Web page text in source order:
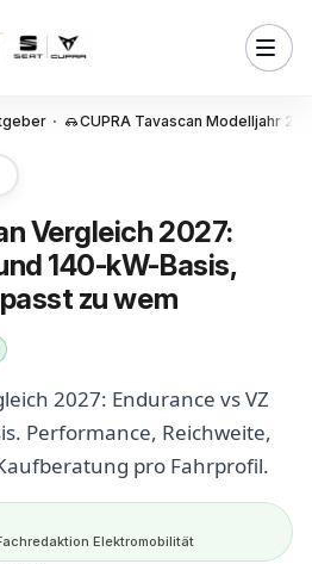
· CUPRA Tavascan Modelljahr
Vergleich 2027:
140-kW-Basis,
zu wem
2027: Endurance vs VZ
Performance, Reichweite,
pro Fahrprofil.
Elektromobilität